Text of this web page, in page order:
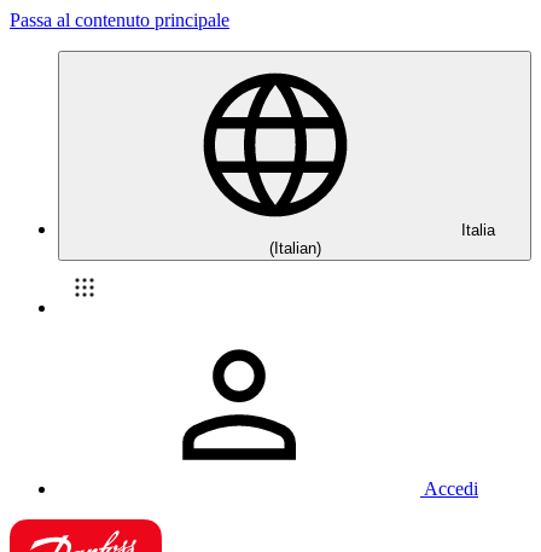
Passa al contenuto principale
Italia
(Italian)
Accedi